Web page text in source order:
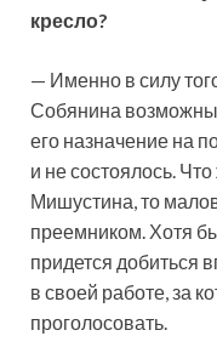
кресло?
— Именно в силу
Собянина
его назначение на
и не состоялось.
Мишустина, то
преемником. Хотя
придется добиться
в своей работе, за
проголосовать.